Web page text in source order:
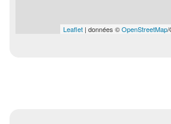
Leaflet | données ©OpenStreetMap/